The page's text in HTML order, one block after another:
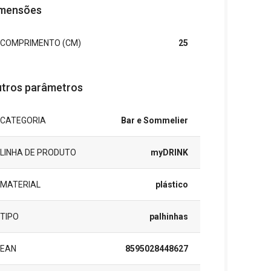
COMPRIMENTO (CM) 25
parâmetros
CATEGORIA Bar e Sommelier
LINHA DE PRODUTO myDRINK
MATERIAL plástico
TIPO palhinhas
EAN 8595028448627